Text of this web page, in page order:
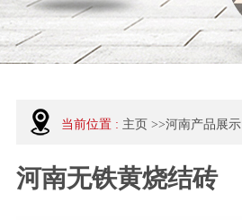
当前位置 : 主页 >>河南产品展示
河南无铁黄烧结砖